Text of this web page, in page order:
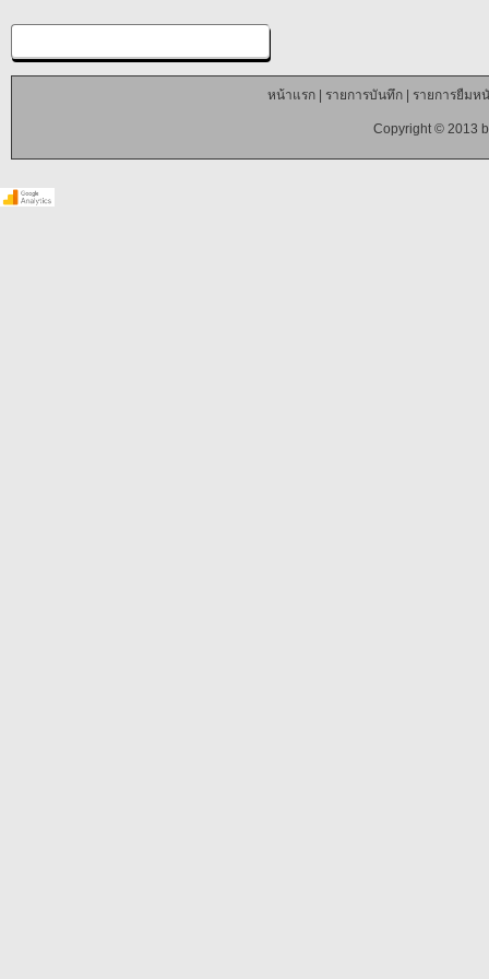
หน้าแรก| รายการบันทึก| รายการยืมห
Copyright © 2013